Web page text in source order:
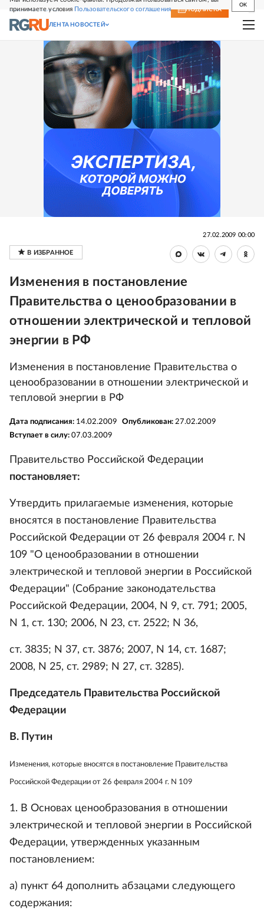
принимаете условия Пользовательского соглашения
OK
СВЕЖИЙ НОМЕР ПОДПИСКА
ЛЕНТА НОВОСТЕЙ
27.02.2009 00:00
Изменения в постановление
Правительства о ценообразовании в
отношении электрической и тепловой
энергии в РФ
Изменения в постановление Правительства о
ценообразовании в отношении электрической и
тепловой энергии в РФ
Дата подписания: 14.02.2009 Опубликован: 27.02.2009
Вступает в силу: 07.03.2009
Правительство Российской Федерации
постановляет:
Утвердить прилагаемые изменения, которые
вносятся в постановление Правительства
Российской Федерации от 26 февраля 2004 г. N
109 "О ценообразовании в отношении
электрической и тепловой энергии в Российской
Федерации" (Собрание законодательства
Российской Федерации, 2004, N 9, ст. 791; 2005,
N 1, ст. 130; 2006, N 23, ст. 2522; N 36,
ст. 3835; N 37, ст. 3876; 2007, N 14, ст. 1687;
2008, N 25, ст. 2989; N 27, ст. 3285).
Председатель Правительства Российской
Федерации
В. Путин
Изменения, которые вносятся в постановление Правительства
Российской Федерации от 26 февраля 2004 г. N 109
1. В Основах ценообразования в отношении
электрической и тепловой энергии в Российской
Федерации, утвержденных указанным
постановлением:
а) пункт 64 дополнить абзацами следующего
содержания: